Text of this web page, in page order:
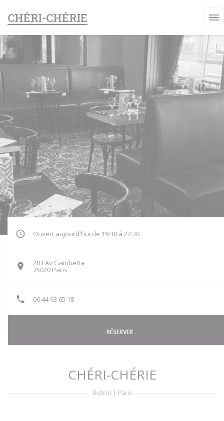
CHÉRI-CHÉRIE
Ouvert aujourd'hui de 19:30 à 22:30
203 Av Gambetta
75020 Paris
06 44 63 65 18
RÉSERVER
CHÉRI-CHÉRIE
Bistrot | Paris